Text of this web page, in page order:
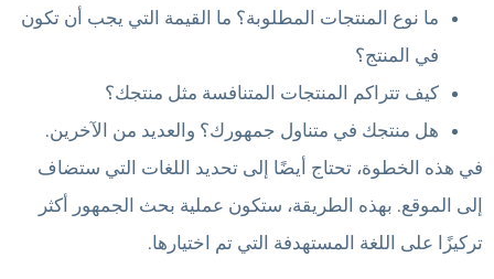
ما نوع المنتجات المطلوبة؟ ما القيمة التي يجب أن تكون
في المنتج؟
كيف تتراكم المنتجات المتنافسة مثل منتجك؟
هل منتجك في متناول جمهورك؟ والعديد من الآخرين.
في هذه الخطوة، تحتاج أيضًا إلى تحديد اللغات التي ستضاف
إلى الموقع. بهذه الطريقة، ستكون عملية بحث الجمهور أكثر
تركيزًا على اللغة المستهدفة التي تم اختيارها.